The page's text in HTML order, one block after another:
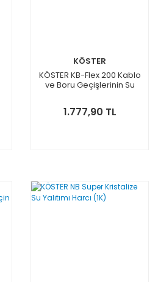
KÖSTER
KÖSTER KB-Flex 200 Kablo
ve Boru Geçişlerinin Su
1.777,90 TL